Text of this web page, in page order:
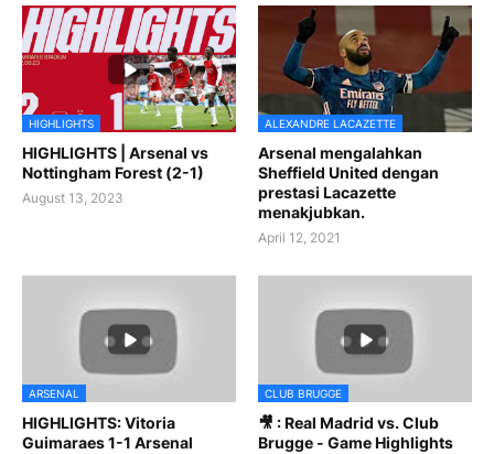
HIGHLIGHTS
HIGHLIGHTS | Arsenal vs
Nottingham Forest (2-1)
August 13, 2023
ALEXANDRE LACAZETTE
Arsenal mengalahkan
Sheffield United dengan
prestasi Lacazette
menakjubkan.
April 12, 2021
ARSENAL
HIGHLIGHTS: Vitoria
Guimaraes 1-1 Arsenal
CLUB BRUGGE
🎥 : Real Madrid vs. Club
Brugge - Game Highlights